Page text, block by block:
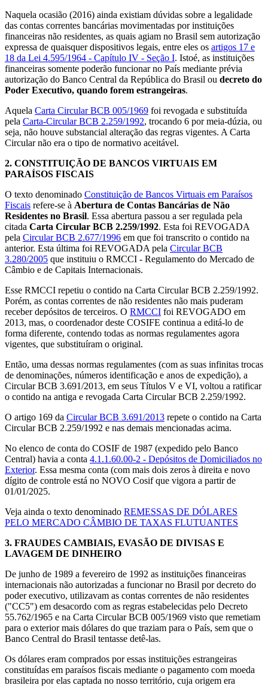
Naquela ocasião (2016) ainda existiam dúvidas sobre a legalidade
das contas correntes bancárias movimentadas por instituições
financeiras não residentes, as quais agiam no Brasil sem autorização
expressa de quaisquer dispositivos legais, entre eles os artigos 17 e
18 da Lei 4.595/1964 - Capítulo IV - Seção I. Istoé, as instituições
financeiras somente poderão funcionar no País mediante prévia
autorização do Banco Central da República do Brasil ou decreto do
Poder Executivo, quando forem estrangeiras.
Aquela Carta Circular BCB 005/1969 foi revogada e substituída
pela Carta-Circular BCB 2.259/1992, trocando 6 por meia-dúzia, ou
seja, não houve substancial alteração das regras vigentes. A Carta
Circular não era o tipo de normativo aceitável.
2. CONSTITUIÇÃO DE BANCOS VIRTUAIS EM
PARAÍSOS FISCAIS
O texto denominado Constituição de Bancos Virtuais em Paraísos
Fiscais refere-se à Abertura de Contas Bancárias de Não
Residentes no Brasil. Essa abertura passou a ser regulada pela
citada Carta Circular BCB 2.259/1992. Esta foi REVOGADA
pela Circular BCB 2.677/1996 em que foi transcrito o contido na
anterior. Esta última foi REVOGADA pela Circular BCB
3.280/2005 que instituiu o RMCCI - Regulamento do Mercado de
Câmbio e de Capitais Internacionais.
Esse RMCCI repetiu o contido na Carta Circular BCB 2.259/1992.
Porém, as contas correntes de não residentes não mais puderam
receber depósitos de terceiros. O RMCCI foi REVOGADO em
2013, mas, o coordenador deste COSIFE continua a editá-lo de
forma diferente, contendo todas as normas regulamentes agora
vigentes, que substituíram o original.
Então, uma dessas normas regulamentes (com as suas infinitas trocas
de denominações, números identificação e anos de expedição), a
Circular BCB 3.691/2013, em seus Títulos V e VI, voltou a ratificar
o contido na antiga e revogada Carta Circular BCB 2.259/1992.
O artigo 169 da Circular BCB 3.691/2013 repete o contido na Carta
Circular BCB 2.259/1992 e nas demais mencionadas acima.
No elenco de conta do COSIF de 1987 (expedido pelo Banco
Central) havia a conta 4.1.1.60.00-2 - Depósitos de Domiciliados no
Exterior. Essa mesma conta (com mais dois zeros à direita e novo
dígito de controle está no NOVO Cosif que vigora a partir de
01/01/2025.
Veja ainda o texto denominado REMESSAS DE DÓLARES
PELO MERCADO CÂMBIO DE TAXAS FLUTUANTES
3. FRAUDES CAMBIAIS, EVASÃO DE DIVISAS E
LAVAGEM DE DINHEIRO
De junho de 1989 a fevereiro de 1992 as instituições financeiras
internacionais não autorizadas a funcionar no Brasil por decreto do
poder executivo, utilizavam as contas correntes de não residentes
("CC5") em desacordo com as regras estabelecidas pelo Decreto
55.762/1965 e na Carta Circular BCB 005/1969 visto que remetiam
para o exterior mais dólares do que traziam para o País, sem que o
Banco Central do Brasil tentasse detê-las.
Os dólares eram comprados por essas instituições estrangeiras
constituídas em paraísos fiscais mediante o pagamento com moeda
brasileira por elas captada no nosso território, cuja origem era